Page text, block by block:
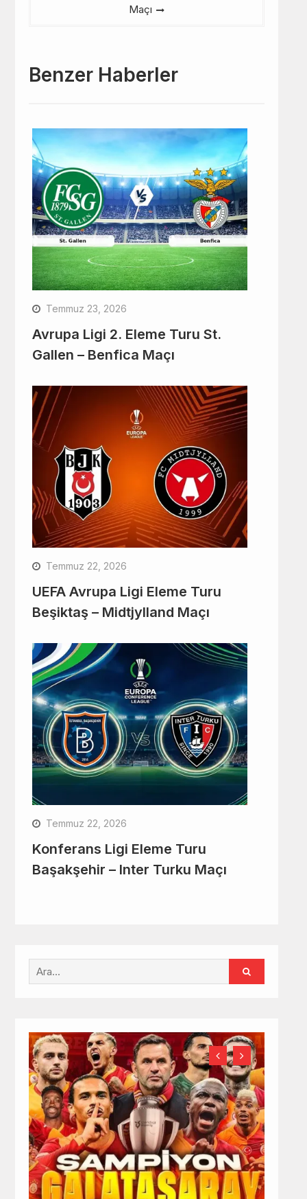
Maçı
Benzer Haberler
Temmuz 23, 2026
Avrupa Ligi 2. Eleme Turu St.
Gallen – Benfica Maçı
Temmuz 22, 2026
UEFA Avrupa Ligi Eleme Turu
Beşiktaş – Midtjylland Maçı
Temmuz 22, 2026
Konferans Ligi Eleme Turu
Başakşehir – Inter Turku Maçı